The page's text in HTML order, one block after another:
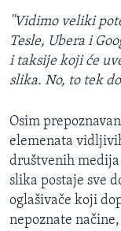
''Vidimo veliki
Tesle, Ubera i
i taksije koji će
slika. No, to tek
Osim
elemenata
društvenih medija
slika postaje sve
oglašivače koji
nepoznate